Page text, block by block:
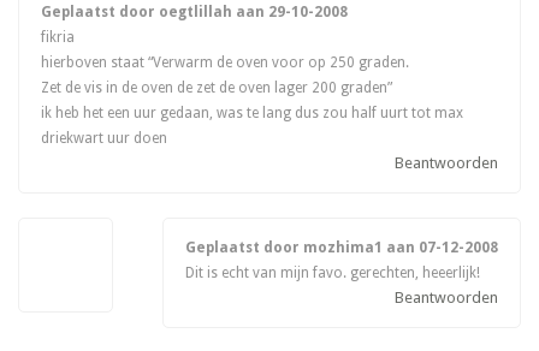
Geplaatst door oegtlillah aan 29-10-2008
fikria
hierboven staat “Verwarm de oven voor op 250 graden.
Zet de vis in de oven de zet de oven lager 200 graden”
ik heb het een uur gedaan, was te lang dus zou half uurt tot max
driekwart uur doen
Beantwoorden
Geplaatst door mozhima1 aan 07-12-2008
Dit is echt van mijn favo. gerechten, heeerlijk!
Beantwoorden